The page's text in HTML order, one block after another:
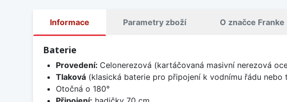
Informace Parametry zboží O značce Franke
Baterie
Provedení: Celonerezová (kartáčovaná masivní nerezová
Tlaková(klasická baterie pro připojení k vodnímu řádu nebo
Otočná o 180°